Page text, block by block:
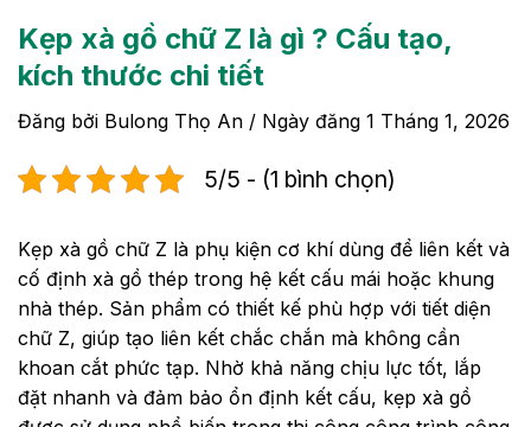
Kẹp xà gồ chữ Z là gì ? Cấu tạo,
kích thước chi tiết
Đăng bởi Bulong Thọ An / Ngày đăng 1 Tháng 1, 2026
5/5 - (1 bình chọn)
Kẹp xà gồ chữ Z là phụ kiện cơ khí dùng để liên kết và
cố định xà gồ thép trong hệ kết cấu mái hoặc khung
nhà thép. Sản phẩm có thiết kế phù hợp với tiết diện
chữ Z, giúp tạo liên kết chắc chắn mà không cần
khoan cắt phức tạp. Nhờ khả năng chịu lực tốt, lắp
đặt nhanh và đảm bảo ổn định kết cấu, kẹp xà gồ